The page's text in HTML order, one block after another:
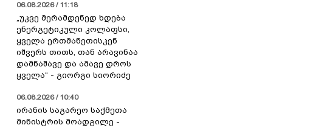
06.08.2026 / 11:18
„უკვე მერამდენედ ხდება
ენერგეტიკული კოლაფსი,
ყველა ერთმანეთისკენ
იშვერს თითს, თან არავინაა
დამნაშავე და ამავე დროს
ყველა“ - გიორგი სიორიძე
06.08.2026 / 10:40
ირანის საგარეო საქმეთა
მინისტრის მოადგილე -